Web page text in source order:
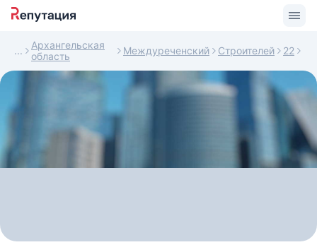
Архангельская
область
Междуреченский Строителей 22